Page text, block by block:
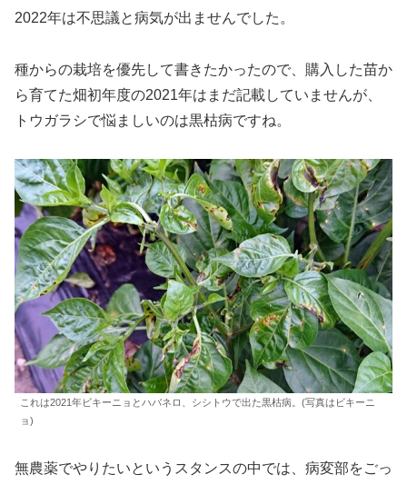
2022年は不思議と病気が出ませんでした。
種からの栽培を優先して書きたかったので、購入した苗か
ら育てた畑初年度の2021年はまだ記載していませんが、
トウガラシで悩ましいのは黒枯病ですね。
これは2021年ビキーニョとハバネロ、シシトウで出た黒枯病。(写真はビキーニ
ョ)
無農薬でやりたいというスタンスの中では、病変部をごっ